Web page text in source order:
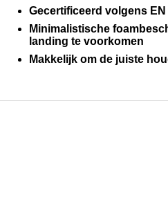
Gecertificeerd volgens EN
Minimalistische
landing te voorkomen
Makkelijk om de juiste